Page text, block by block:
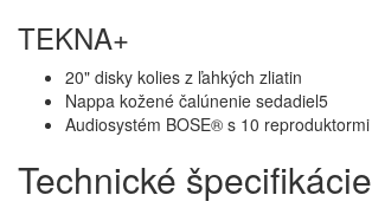
TEKNA+
20" disky kolies z ľahkých zliatin
Nappa kožené čalúnenie sedadiel5
Audiosystém BOSE® s 10 reproduktormi
Technické špecifikácie